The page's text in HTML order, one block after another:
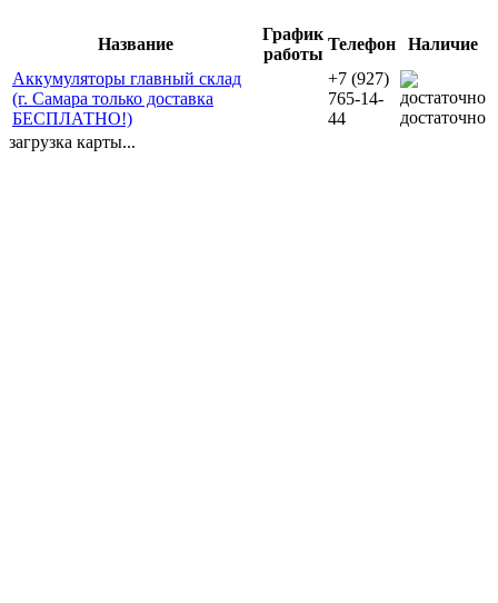
Название
График
работы
Телефон
Наличие
Аккумуляторы главный склад
(г. Самара только доставка
БЕСПЛАТНО!)
+7 (927)
765-14-
44
достаточно
загрузка карты...